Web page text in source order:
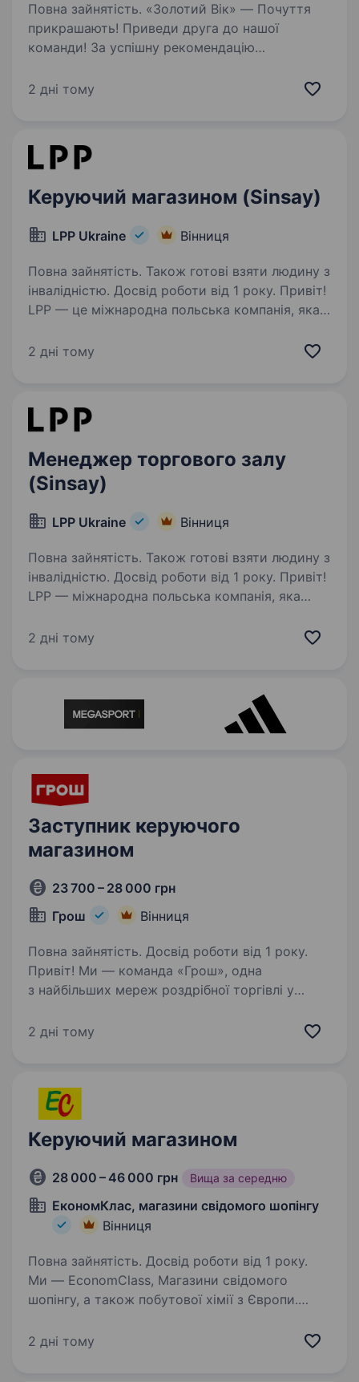
Повна зайнятість. «Золотий Вік» — Почуття
прикрашають! Приведи друга до нашої
команди! За успішну рекомендацію
17. Запитай деталі у рекрутера!
2 дні тому
Керуючий магазином (Sinsay)
LPP Ukraine Вінниця
Повна зайнятість. Також готові взяти людину з
інвалідністю. Досвід роботи від 1 року. Привіт!
LPP — це міжнародна польська компанія, яка
моди та роздрібної торгівлі. Наша компанія
2 дні тому
Менеджер торгового залу
(Sinsay)
LPP Ukraine Вінниця
Повна зайнятість. Також готові взяти людину з
інвалідністю. Досвід роботи від 1 року. Привіт!
LPP — міжнародна польська компанія, яка
роздрібної торгівлі та є однією з тих,
2 дні тому
Заступник керуючого
магазином
23 700 – 28 000 грн
Грош
Вінниця
Повна зайнятість. Досвід роботи від 1 року.
Привіт! Ми — команда «Грош», одна
з найбільших мереж роздрібної торгівлі у
яка вже 30 років впевнено рухається вперед
2 дні тому
Керуючий магазином
28 000 – 46 000 грн Вища за середню
ЕкономКлас, магазини свідомого шопінгу
Вінниця
Повна зайнятість. Досвід роботи від 1 року.
Ми — EconomClass, Магазини свідомого
шопінгу, а також побутової хімії з Європи.
до команди EconomClass! Якщо ти уважна,
2 дні тому